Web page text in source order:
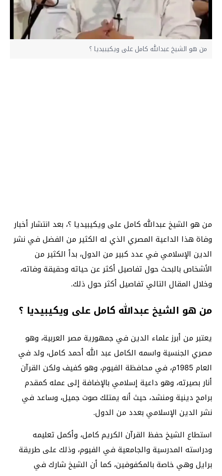
من هو الشيخ عبدالله كامل على ويكيبيديا ؟
من هو الشيخ عبدالله كامل على ويكيبيديا ؟، بعد انتشار أخبار
وفاة هذا الداعية المصري الذي له الكثير من الفضل في نشر
الدين الإسلامي في عدد كبير من الدول، بدأ الكثير من
الأشخاص بالبحث حول تفاصيل أكثر عن حياته وحقيقة وفاته،
وخلال المقال التالي تفاصيل أكثر حول ذلك.
من هو الشيخ عبدالله كامل على ويكيبيديا ؟
يعتبر من أبرز علماء الدين في جمهورية مصر العربية، وهو
مصري الجنسية واسمه الكامل عبد الله أحمد كامل، ولد في
العام 1985م، في محافظة الفيوم، وهو كفيف ولكن القرآن
أنار بصيرته، وهو داعية إسلامي بالإضافة إلى عمله كمقدم
برامج دينية ومنشد، حيث أنه يمتلك صوت جميل، وساعد في
نشر الدين الإسلامي بعدد من الدول.
استطاع الشيخ حفظ القرآن الكريم كامل، وأكمل تعليمه
ودراسته المدرسية والجامعية في الفيوم، وذلك على طريقة
برايل وهي خاصة بالمكفوفين، كما أن الشيخ شارك في